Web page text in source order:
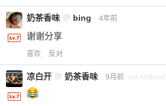
奶茶香味 @ bing 4年前
谢谢分享
喜欢 反对
凉白开 @ 奶茶香味 9月前 via Android